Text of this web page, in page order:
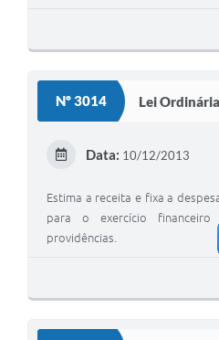
Nº 3014 Lei Ordinária
Data: 10/12/2013
Estima a receita e fixa a
para o exercício
providências.